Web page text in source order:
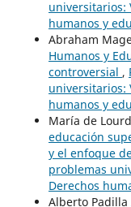
universitarios:
humanos y
Abraham
Humanos y
controversial ,
universitarios:
humanos y
María de
educación
y el enfoque
problemas
Derechos
Alberto Padilla